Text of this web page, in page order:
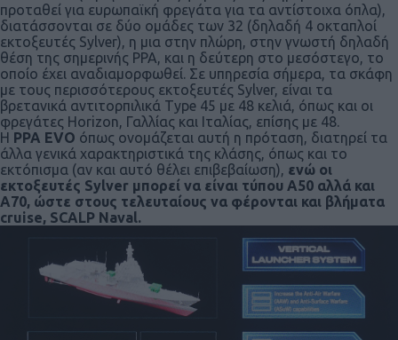
προταθεί για ευρωπαϊκή φρεγάτα για τα αντίστοιχα όπλα),
διατάσσονται σε δύο ομάδες των 32 (δηλαδή 4 οκταπλοί
εκτοξευτές Sylver), η μια στην πλώρη, στην γνωστή δηλαδή
θέση της σημερινής PPA, και η δεύτερη στο μεσόστεγο, το
οποίο έχει αναδιαμορφωθεί. Σε υπηρεσία σήμερα, τα σκάφη
με τους περισσότερους εκτοξευτές Sylver, είναι τα
βρετανικά αντιτορπιλικά Type 45 με 48 κελιά, όπως και οι
φρεγάτες Horizon, Γαλλίας και Ιταλίας, επίσης με 48.
Η PPA EVO όπως ονομάζεται αυτή η πρόταση, διατηρεί τα
άλλα γενικά χαρακτηριστικά της κλάσης, όπως και το
εκτόπισμα (αν και αυτό θέλει επιβεβαίωση), ενώ οι
εκτοξευτές Sylver μπορεί να είναι τύπου Α50 αλλά και
Α70, ώστε στους τελευταίους να φέρονται και βλήματα
cruise, SCALP Naval.